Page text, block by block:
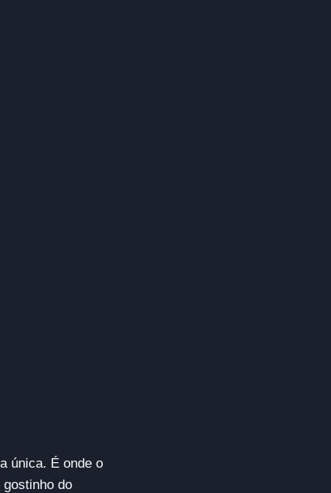
única. É onde o
do